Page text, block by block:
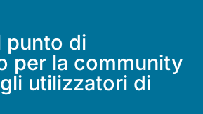
punto di
per la community
utilizzatori di